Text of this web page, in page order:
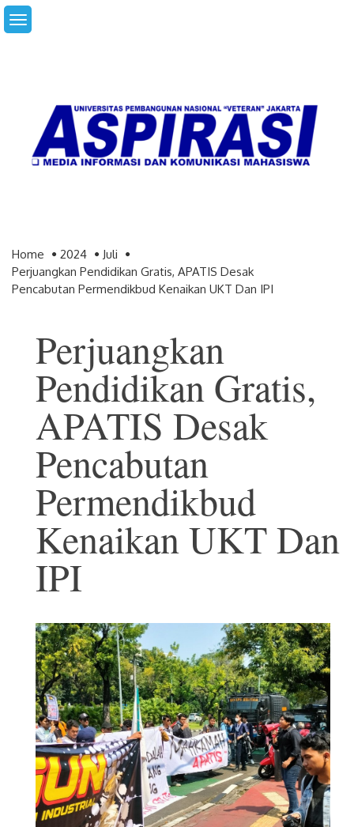
Skip
to
Home 2024
Juli
Perjuangkan Pendidikan Gratis, APATIS Desak
Pencabutan Permendikbud Kenaikan UKT Dan IPI
Perjuangkan
Pendidikan Gratis,
APATIS Desak
Pencabutan
Permendikbud
Kenaikan UKT Dan
IPI